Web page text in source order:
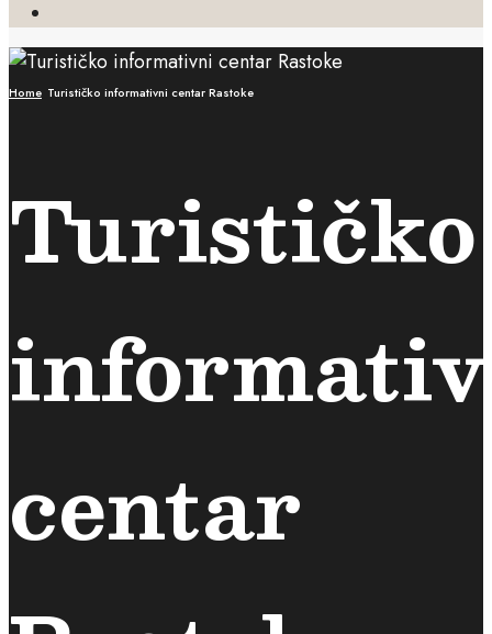
Search
Window
Home Turističko informativni centar Rastoke
Turističko
centar